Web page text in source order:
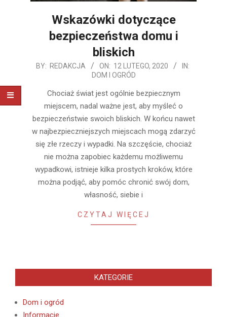
Wskazówki dotyczące
bezpieczeństwa domu i
bliskich
2020-
BY: REDAKCJA ON: 12 LUTEGO, 2020
IN:
DOM I OGRÓD
Chociaż świat jest ogólnie bezpiecznym
miejscem, nadal ważne jest, aby myśleć o
bezpieczeństwie swoich bliskich. W końcu nawet
w najbezpieczniejszych miejscach mogą zdarzyć
się złe rzeczy i wypadki. Na szczęście, chociaż
nie można zapobiec każdemu możliwemu
wypadkowi, istnieje kilka prostych kroków, które
można podjąć, aby pomóc chronić swój dom,
własność, siebie i
CZYTAJ WIĘCEJ
KATEGORIE
Dom i ogród
Informacje